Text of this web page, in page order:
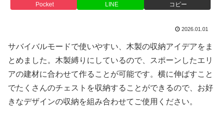
Pocket LINE コピー
2026.01.01
サバイバルモードで使いやすい、木製の収納アイデアをま
とめました。木製縛りにしているので、スポーンしたエリ
アの建材に合わせて作ることが可能です。横に伸ばすこと
でたくさんのチェストを収納することができるので、お好
きなデザインの収納を組み合わせてご使用ください。